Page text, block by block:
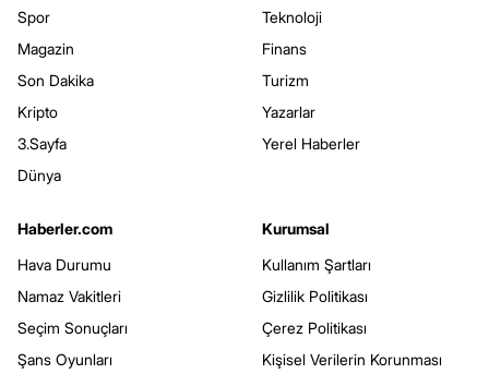
Spor
Magazin
Son Dakika
Kripto
3.Sayfa
Dünya
Teknoloji
Finans
Turizm
Yazarlar
Yerel Haberler
Haberler.com
Hava Durumu
Namaz Vakitleri
Seçim Sonuçları
Şans Oyunları
Kurumsal
Kullanım Şartları
Gizlilik Politikası
Çerez Politikası
Kişisel Verilerin Korunması